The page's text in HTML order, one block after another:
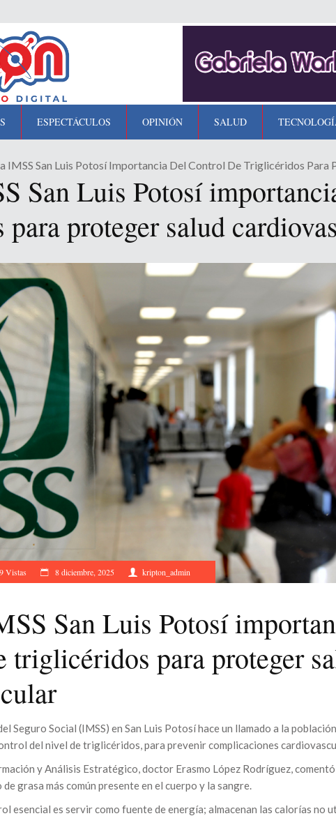
ESPECTÁCULOS OPINIÓN SALUD
IMSS San Luis Potosí Importancia Del Control De Triglicéridos Para
San Luis Potosí
proteger salud
Vistas 8 diciembre, 2025 kripton_admin
San Luis Potosí
triglicéridos para proteger
Seguro Social (IMSS) en San Luis Potosí hace un llamado a la
del nivel de triglicéridos, para prevenir complicaciones
y Análisis Estratégico, doctor Erasmo López Rodríguez,
grasa más común presente en el cuerpo y la sangre.
esencial es servir como fuente de energía; almacenan las calorías no